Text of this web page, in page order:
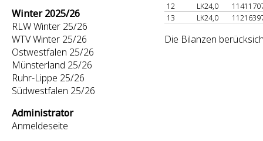
Winter 2025/26
RLW Winter 25/26
WTV Winter 25/26
Ostwestfalen 25/26
Münsterland 25/26
Ruhr-Lippe 25/26
Südwestfalen 25/26
Administrator
Anmeldeseite
12
LK24,0
13
LK24,0
Die Bilanzen